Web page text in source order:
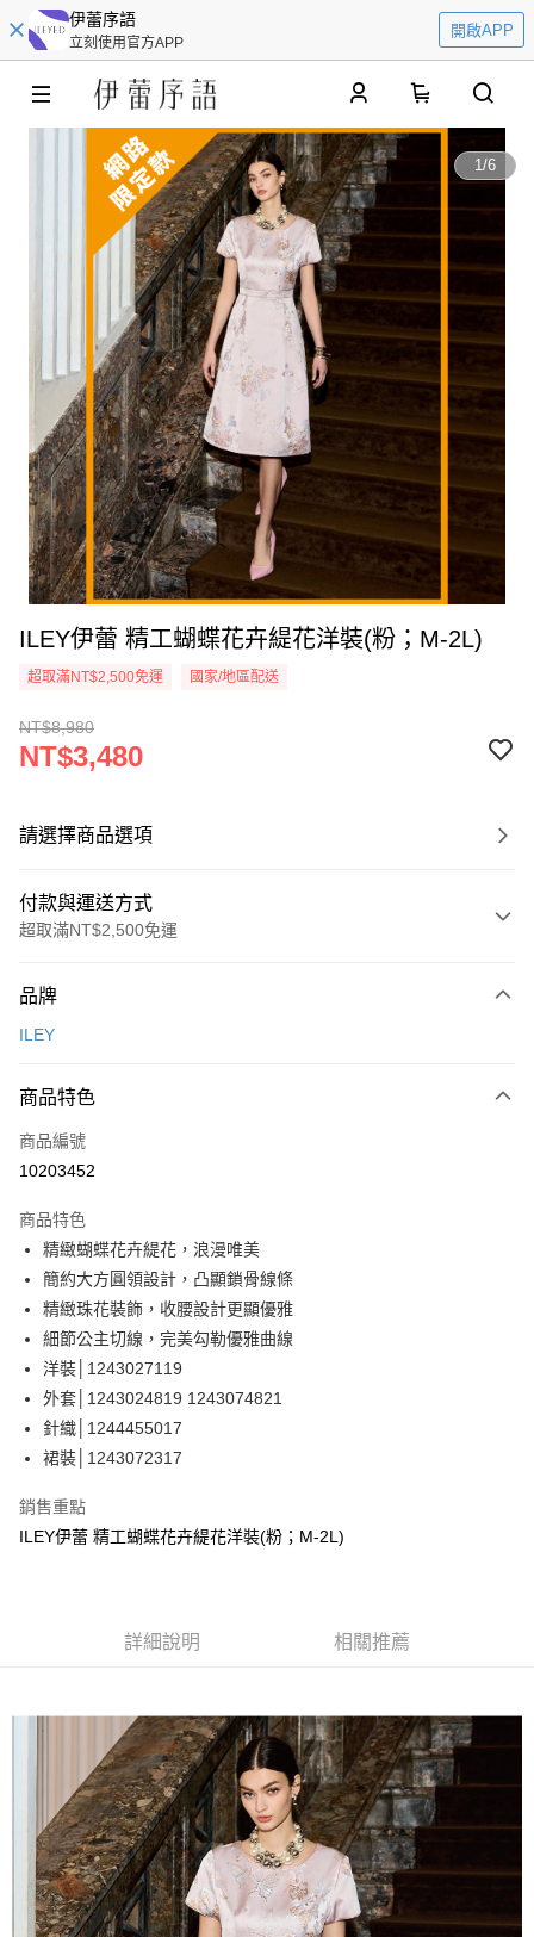
伊蕾序語
立刻使用官方APP
開啟APP
1/6
ILEY伊蕾 精工蝴蝶花卉緹花洋裝(粉；M-2L)
超取滿NT$2,500免運 國家/地區配送
NT$8,980
NT$3,480
請選擇商品選項
付款與運送方式
超取滿NT$2,500免運
信用卡一次付款
3 期 0 利率 每期
合作金庫商業銀行
上海商業儲蓄銀行
臺灣中小企業銀行
匯豐（台灣）商業銀行
聯邦商業銀行
遠東國際商業銀行
元大商業銀行
永豐商業銀行
玉山商業銀行
星展（台灣）商業銀行
台新國際商業銀行
台灣樂天信用卡公司
超商取貨付款
LINE Pay
Apple Pay
街口支付
悠遊付
全盈+PAY
大哥付你分期
相關說明
【大哥付你分期使用說明】
2.付款方式選擇「大哥付你分期」，訂單成立後會自動跳轉到大哥付的交易
成交易。
法說明評估內容。
【繳款方式說明】
2.透過簡訊連結打開帳單後，可選擇「超商條碼／台灣大直營門市／銀行轉
帳／街口支付／iPASS MONEY」等通路繳費。
【注意事項】
1.本服務係由「台灣大哥大股份有限公司」（以下簡稱本公司）所提供，讓
用戶於交易時，得透過本服務購買商品或服務，並由商店將買賣／分期付款
買賣價金債權讓與本公司後，依約使用本公司帳單繳交帳款。
2.基於同意付款使用「大哥付你分期」之契約關係目的，商店將以您的個人
資料（包含姓名、電話或地址）提供予台灣大哥大進項蒐集、處理及利用，
由本公司與您本人進行分期帳單所需資料之確認、核對及更正。
3.完整用戶服務條款，請詳閱以下連結：https://oppay.tw/userRule
相關說明
【關於「AFTEE先享後付」】
３．安心：先確認商品／服務後，再付款。
結帳頁面，進行簡訊認證並確認金額後，即可完成結帳。
２．訂單成立數日內，您將收到繳費通知簡訊。
３．收到繳費通知簡訊後14天內，點擊此簡訊中的連結，可透過四大超商／
ATM／網路銀行／等多元方式進行付款，方視為交易完成。
※ 請注意：結帳手續完成當下不需立刻繳費，但若您需要取消訂單，請聯絡
購買商品的店家。未經商家同意取消之訂單仍視為有效，需透過AFTEE先享
後付繳納相關費用。
※ 交易是否成功請以「AFTEE先享後付 」之結帳頁面顯示為準，若有關於
是否繳費成功／繳費後需取消欲退款等相關疑問，請聯繫「AFTEE先享後付
客戶支援中心」https://netprotections.freshdesk.com/support/home
每筆NT$120，滿NT$2,500(含以上)免運費
每筆NT$120，滿NT$2,500(含以上)免運費
萊爾富取貨付款
每筆NT$120，滿NT$2,500(含以上)免運費
付款後萊爾富取貨
每筆NT$120，滿NT$2,500(含以上)免運費
7-11取貨付款
品牌
ILEY
商品特色
商品編號
10203452
商品特色
精緻蝴蝶花卉緹花，浪漫唯美
簡約大方圓領設計，凸顯鎖骨線條
精緻珠花裝飾，收腰設計更顯優雅
細節公主切線，完美勾勒優雅曲線
洋裝│1243027119
外套│1243024819 1243074821
針織│1244455017
裙裝│1243072317
銷售重點
ILEY伊蕾 精工蝴蝶花卉緹花洋裝(粉；M-2L)
詳細說明 相關推薦